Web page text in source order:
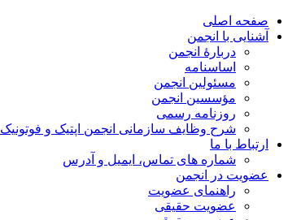
صفحه اصلی
آشنایی با انجمن
دربارۀ انجمن
اساسنامه
مسئولین انجمن
مؤسسین انجمن
روزنامه رسمی
شرح وظایف سازمانی انجمن اپتیک و فوتونیک
ارتباط با ما
شماره های تماس، ایمیل و آدرس
عضویت در انجمن
راهنمای عضویت
عضویت حقیقی